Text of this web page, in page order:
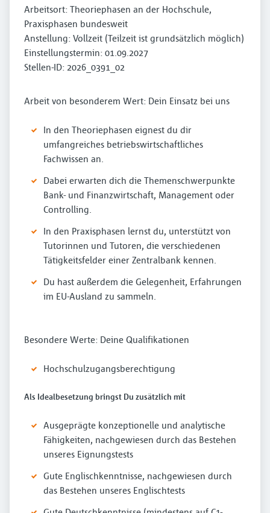
Arbeitsort: Theoriephasen an der Hochschule,
Praxisphasen bundesweit
Anstellung: Vollzeit (Teilzeit ist grundsätzlich möglich)
Einstellungstermin: 01.09.2027
Stellen-ID: 2026_0391_02
Arbeit von besonderem Wert: Dein Einsatz bei uns
In den Theoriephasen eignest du dir
umfangreiches betriebswirtschaftliches
Fachwissen an.
Dabei erwarten dich die Themenschwerpunkte
Bank- und Finanzwirtschaft, Management oder
Controlling.
In den Praxisphasen lernst du, unterstützt von
Tutorinnen und Tutoren, die verschiedenen
Tätigkeitsfelder einer Zentralbank kennen.
Du hast außerdem die Gelegenheit, Erfahrungen
im EU-Ausland zu sammeln.
Besondere Werte: Deine Qualifikationen
Hochschulzugangsberechtigung
Als Idealbesetzung bringst Du zusätzlich mit
Ausgeprägte konzeptionelle und analytische
Fähigkeiten, nachgewiesen durch das Bestehen
unseres Eignungstests
Gute Englischkenntnisse, nachgewiesen durch
das Bestehen unseres Englischtests